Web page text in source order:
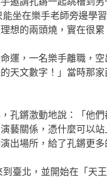
能坐在樂手老師旁邊學
想的兩頭燒，實在很累
運，一名樂手離職，
天文數字！」當時那
孔鏘激動地說：「他
演藝關係，憑什麼可以
出場所，給了孔鏘更多
到臺北，並開始在「天